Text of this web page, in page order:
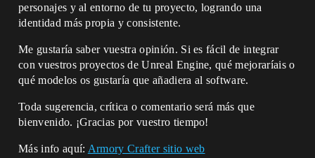
personajes y al entorno de tu proyecto, logrando una
identidad más propia y consistente.
Me gustaría saber vuestra opinión. Si es fácil de integrar
con vuestros proyectos de Unreal Engine, qué mejoraríais o
qué modelos os gustaría que añadiera al software.
Toda sugerencia, crítica o comentario será más que
bienvenido. ¡Gracias por vuestro tiempo!
Más info aquí: Armory Crafter sitio web